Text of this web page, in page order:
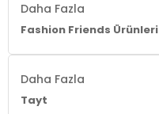
Daha Fazla
Fashion Friends Ürünleri
Daha Fazla
Tayt